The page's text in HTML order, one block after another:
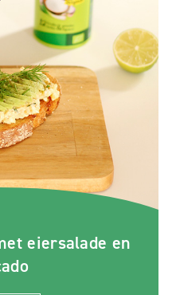
eiersalade en